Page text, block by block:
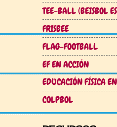
TEE-BALL (BEISBOL
FRISBEE
FLAG-FOOTBALL
EF EN ACCIÓN
EDUCACIÓN FÍSICA
COLPBOL